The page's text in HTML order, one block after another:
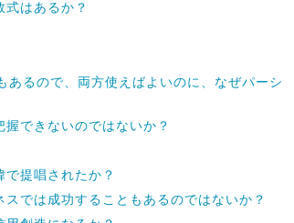
式はあるか？
あるので、両方使えばよいのに、なぜパーシ
できないのではないか？
提唱されたか？
では成功することもあるのではないか？